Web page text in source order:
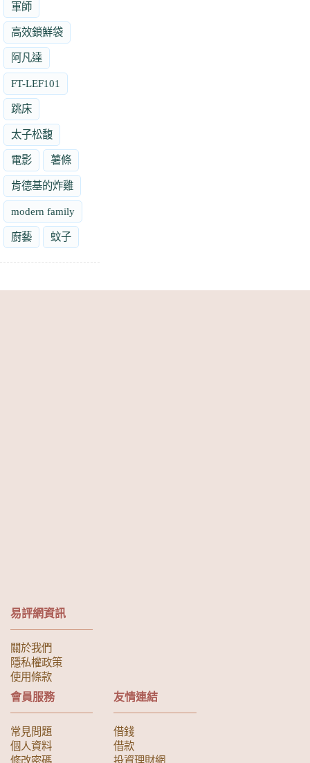
軍師
高效鎖鮮袋
阿凡達
FT-LEF101
跳床
太子松馥
電影 薯條
肯德基的炸雞
modern family
廚藝 蚊子
易評網資訊
關於我們
隱私權政策
使用條款
會員服務
常見問題
個人資料
修改密碼
友情連結
借錢
借款
投資理財網